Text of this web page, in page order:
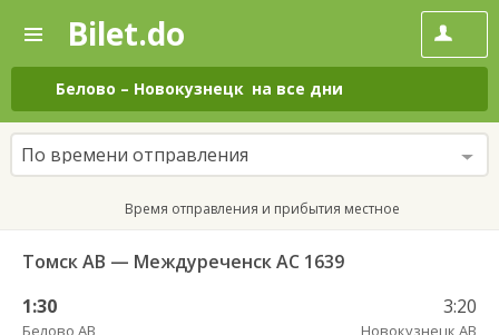
—
Поиск
и
покупка
билетов
на
автобус
онлайн
Bilet.do
Белово – Новокузнецк на все дни
По времени отправления
Время отправления и прибытия местное
Томск АВ — Междуреченск АС 1639
1:30
Белово АВ
3:20
Новокузнецк АВ